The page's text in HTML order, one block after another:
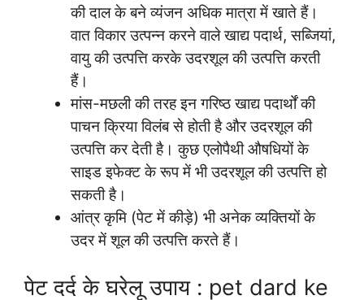
की दाल के बने व्यंजन अधिक मात्रा में खाते हैं।
वात विकार उत्पन्न करने वाले खाद्य पदार्थ, सब्जियां,
वायु की उत्पत्ति करके उदरशूल की उत्पत्ति करती
हैं।
मांस-मछली की तरह इन गरिष्ठ खाद्य पदार्थों की
पाचन क्रिया विलंब से होती है और उदरशूल की
उत्पत्ति कर देती है। कुछ एलोपैथी औषधियों के
साइड इफेक्ट के रूप में भी उदरशूल की उत्पत्ति हो
सकती है।
आंत्र कृमि (पेट में कीड़े) भी अनेक व्यक्तियों के
उदर में शूल की उत्पत्ति करते हैं।
पेट दर्द के घरेलू उपाय : pet dard ke